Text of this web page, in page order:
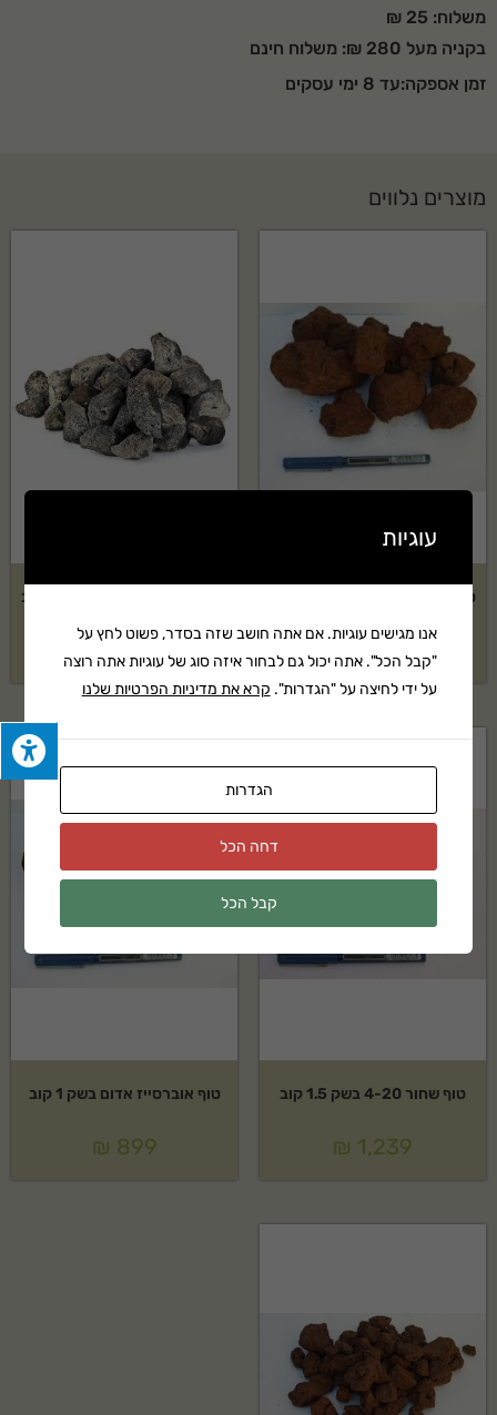
משלוח: 25 ₪
בקניה מעל 280 ₪: משלוח חינם
זמן אספקה:עד 8 ימי עסקים
מוצרים נלווים
טוף אוברסייז אדום בשק 1.5 קוב
1,109
טוף שחור 4-20 בשק 1.5 קוב
₪ 1,239
טוף אוברסייז אדום בשק 1 קוב
₪ 899
עוגיות
אנו מגישים עוגיות. אם אתה חושב שזה בסדר, פשוט לחץ על
"קבל הכל". אתה יכול גם לבחור איזה סוג של עוגיות אתה רוצה
על ידי לחיצה על "הגדרות". קרא את מדיניות הפרטיות שלנו
הגדרות
דחה הכל
קבל הכל